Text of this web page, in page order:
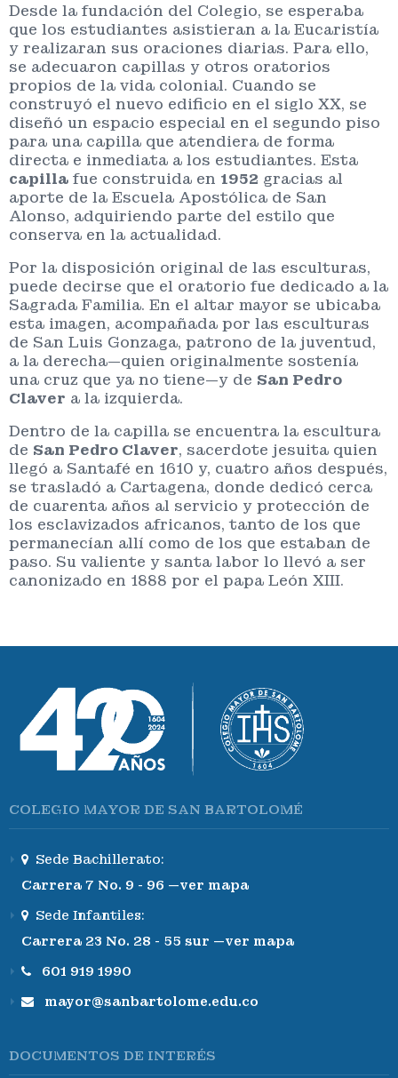
Desde la fundación del Colegio, se esperaba
que los estudiantes asistieran a la Eucaristía
y realizaran sus oraciones diarias. Para ello,
se adecuaron capillas y otros oratorios
propios de la vida colonial. Cuando se
construyó el nuevo edificio en el siglo XX, se
diseñó un espacio especial en el segundo piso
para una capilla que atendiera de forma
directa e inmediata a los estudiantes. Esta
capilla fue construida en 1952 gracias al
aporte de la Escuela Apostólica de San
Alonso, adquiriendo parte del estilo que
conserva en la actualidad.
Por la disposición original de las esculturas,
puede decirse que el oratorio fue dedicado a la
Sagrada Familia. En el altar mayor se ubicaba
esta imagen, acompañada por las esculturas
de San Luis Gonzaga, patrono de la juventud,
a la derecha—quien originalmente sostenía
una cruz que ya no tiene—y de San Pedro
Claver a la izquierda.
Dentro de la capilla se encuentra la escultura
de San Pedro Claver, sacerdote jesuita quien
llegó a Santafé en 1610 y, cuatro años después,
se trasladó a Cartagena, donde dedicó cerca
de cuarenta años al servicio y protección de
los esclavizados africanos, tanto de los que
permanecían allí como de los que estaban de
paso. Su valiente y santa labor lo llevó a ser
canonizado en 1888 por el papa León XIII.
COLEGIO MAYOR DE SAN BARTOLOMÉ
Sede Bachillerato:
Carrera 7 No. 9 - 96 —ver mapa
Sede Infantiles:
Carrera 23 No. 28 - 55 sur —ver mapa
601 919 1990
mayor@sanbartolome.edu.co
DOCUMENTOS DE INTERÉS